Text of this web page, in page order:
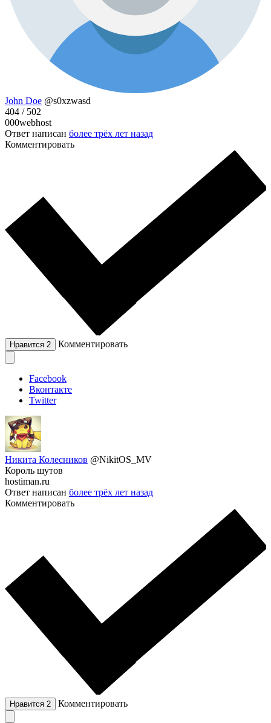
John Doe @s0xzwasd
404 / 502
000webhost
Ответ написан более трёх лет назад
Комментировать
Нравится 2 Комментировать
Facebook
Вконтакте
Twitter
Никита Колесников @NikitOS_MV
Король шутов
hostiman.ru
Ответ написан более трёх лет назад
Комментировать
Нравится 2 Комментировать